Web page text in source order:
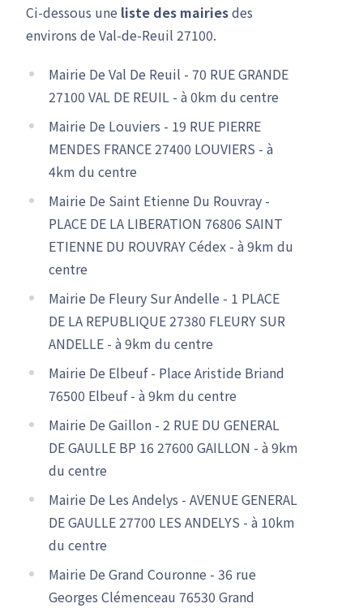
Ci-dessous une liste des mairiesdes
environs de Val-de-Reuil 27100.
Mairie De Val De Reuil - 70 RUE GRANDE
27100 VAL DE REUIL - à 0km du centre
Mairie De Louviers - 19 RUE PIERRE
MENDES FRANCE 27400 LOUVIERS - à
4km du centre
Mairie De Saint Etienne Du Rouvray -
PLACE DE LA LIBERATION 76806 SAINT
ETIENNE DU ROUVRAY Cédex - à 9km du
centre
Mairie De Fleury Sur Andelle - 1 PLACE
DE LA REPUBLIQUE 27380 FLEURY SUR
ANDELLE - à 9km du centre
Mairie De Elbeuf - Place Aristide Briand
76500 Elbeuf - à 9km du centre
Mairie De Gaillon - 2 RUE DU GENERAL
DE GAULLE BP 16 27600 GAILLON - à 9km
du centre
Mairie De Les Andelys - AVENUE GENERAL
DE GAULLE 27700 LES ANDELYS - à 10km
du centre
Mairie De Grand Couronne - 36 rue
Georges Clémenceau 76530 Grand